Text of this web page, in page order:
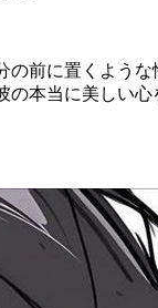
前に置くよう
本当に美しい